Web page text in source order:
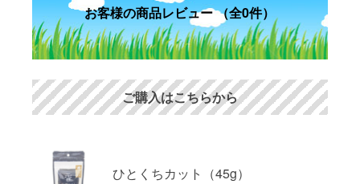
お客様の商品レビュー （全0件）
ご購入はこちらから
ひとくちカット（45g）